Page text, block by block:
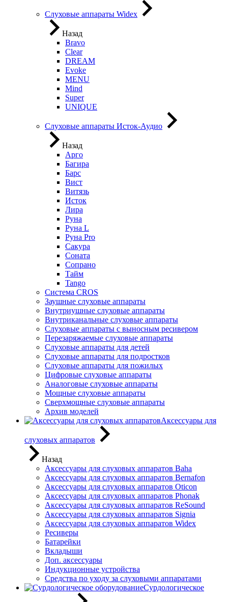
Слуховые аппараты Widex
Назад
Bravo
Clear
DREAM
Evoke
MENU
Mind
Super
UNIQUE
Слуховые аппараты Исток-Аудио
Назад
Арго
Багира
Барс
Вист
Витязь
Исток
Лира
Руна
Руна L
Руна Pro
Сакура
Соната
Сопрано
Тайм
Tango
Система CROS
Заушные слуховые аппараты
Внутриушные слуховые аппараты
Внутриканальные слуховые аппараты
Слуховые аппараты с выносным ресивером
Перезаряжаемые слуховые аппараты
Слуховые аппараты для детей
Слуховые аппараты для подростков
Слуховые аппараты для пожилых
Цифровые слуховые аппараты
Аналоговые слуховые аппараты
Мощные слуховые аппараты
Сверхмощные слуховые аппараты
Архив моделей
Аксессуары для
слуховых аппаратов
Назад
Аксессуары для слуховых аппаратов Baha
Аксессуары для слуховых аппаратов Bernafon
Аксессуары для слуховых аппаратов Oticon
Аксессуары для слуховых аппаратов Phonak
Аксессуары для слуховых аппаратов ReSound
Аксессуары для слуховых аппаратов Signia
Аксессуары для слуховых аппаратов Widex
Ресиверы
Батарейки
Вкладыши
Доп. аксессуары
Индукционные устройства
Средства по уходу за слуховыми аппаратами
Сурдологическое